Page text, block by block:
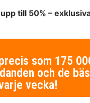
till 50% –
som 175
och de
vecka!